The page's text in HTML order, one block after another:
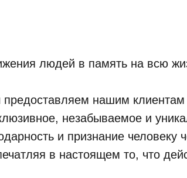
людей в память на всю
нашим клиентам
незабываемое и
и признание человеку
в настоящем то, что